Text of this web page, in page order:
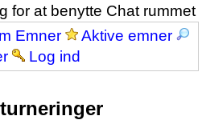
for at benytte Chat rummet
Emner
Aktive emner
Log ind